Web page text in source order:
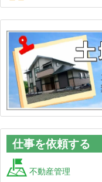
仕事を依頼する
不動産管理